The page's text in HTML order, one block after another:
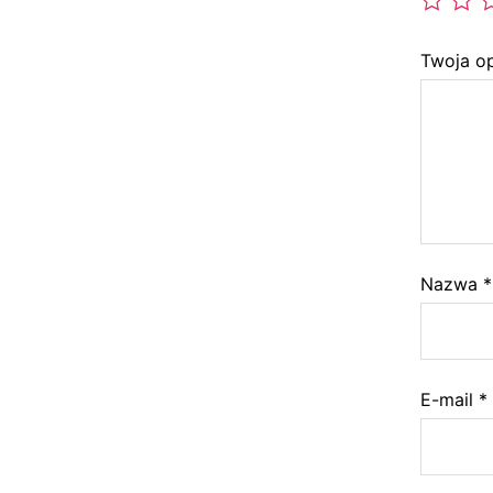
Twoja
Nazwa *
E-mail *